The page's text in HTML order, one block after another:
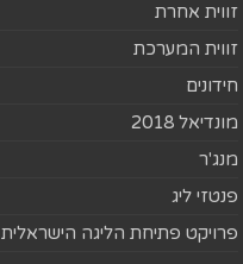
זווית אחרת
זווית המערכת
חידונים
מונדיאל 2018
מנג'ר
פנטזי ליג
פרויקט פתיחת הליגה הישראלית